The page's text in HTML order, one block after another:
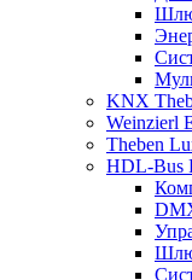
KNX
Weinzierl
Theben
HDL-Bus